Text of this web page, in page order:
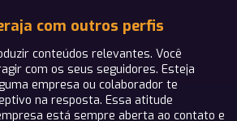
com outros perfis
conteúdos relevantes. Você
com os seus seguidores. Esteja
empresa ou colaborador te
na resposta. Essa atitude
está sempre aberta ao contato e